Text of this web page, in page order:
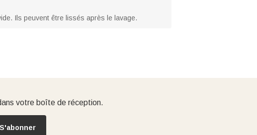
Ils peuvent être lissés après le lavage.
votre boîte de réception.
S'abonner